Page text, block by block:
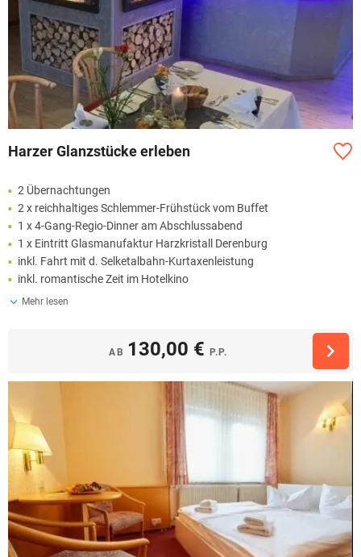
Harzer Glanzstücke erleben
2 Übernachtungen
2 x reichhaltiges Schlemmer-Frühstück vom Buffet
1 x 4-Gang-Regio-Dinner am Abschlussabend
1 x Eintritt Glasmanufaktur Harzkristall Derenburg
inkl. Fahrt mit d. Selketalbahn-Kurtaxenleistung
inkl. romantische Zeit im Hotelkino
Mehr lesen
AB 130,00 € P.P.